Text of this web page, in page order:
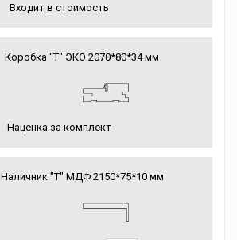
Входит в стоимость
Коробка "Т" ЭКО 2070*80*34 мм
Наценка за комплект
Наличник "Т" МДФ 2150*75*10 мм